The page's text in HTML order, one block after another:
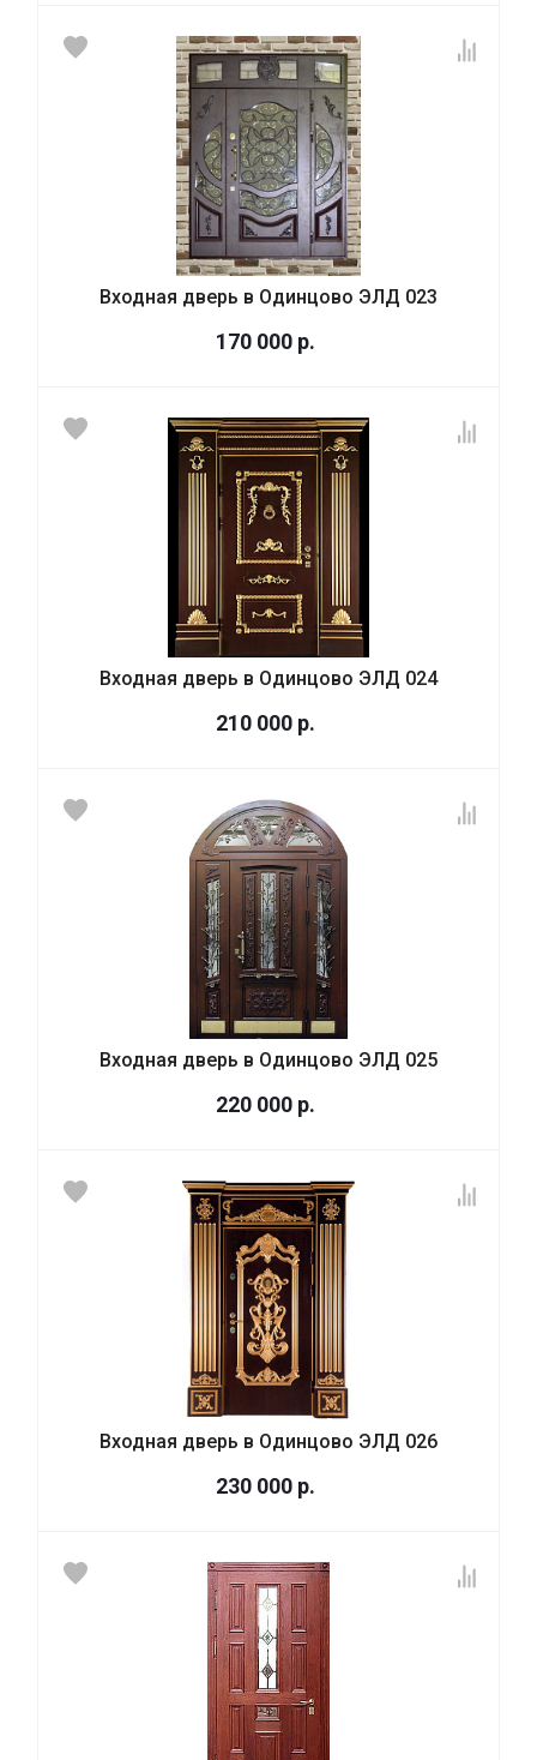
Входная дверь в Одинцово ЭЛД 023
170 000 р.
Входная дверь в Одинцово ЭЛД 024
210 000 р.
Входная дверь в Одинцово ЭЛД 025
220 000 р.
Входная дверь в Одинцово ЭЛД 026
230 000 р.